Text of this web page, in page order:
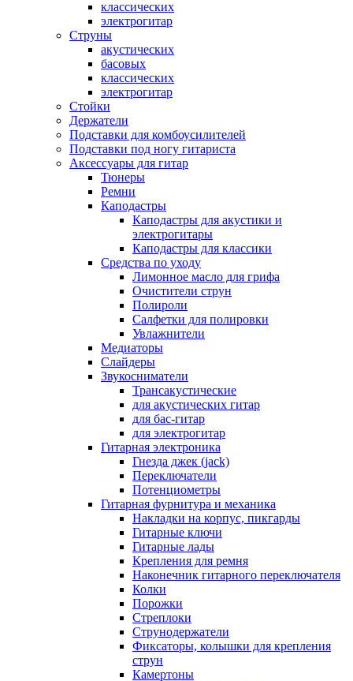
классических
электрогитар
Струны
акустических
басовых
классических
электрогитар
Стойки
Держатели
Подставки для комбоусилителей
Подставки под ногу гитариста
Аксессуары для гитар
Тюнеры
Ремни
Каподастры
Каподастры для акустики и
электрогитары
Каподастры для классики
Средства по уходу
Лимонное масло для грифа
Очистители струн
Полироли
Салфетки для полировки
Увлажнители
Медиаторы
Слайдеры
Звукосниматели
Трансакустические
для акустических гитар
для бас-гитар
для электрогитар
Гитарная электроника
Гнезда джек (jack)
Переключатели
Потенциометры
Гитарная фурнитура и механика
Накладки на корпус, пикгарды
Гитарные ключи
Гитарные лады
Крепления для ремня
Наконечник гитарного переключателя
Колки
Порожки
Стреплоки
Струнодержатели
Фиксаторы, колышки для крепления
струн
Камертоны